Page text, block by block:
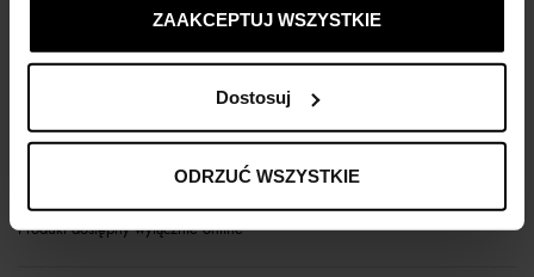
ZAAKCEPTUJ WSZYSTKIE
Dostosuj
ODRZUĆ WSZYSTKIE
Materiał
Produkt dostępny wyłącznie online